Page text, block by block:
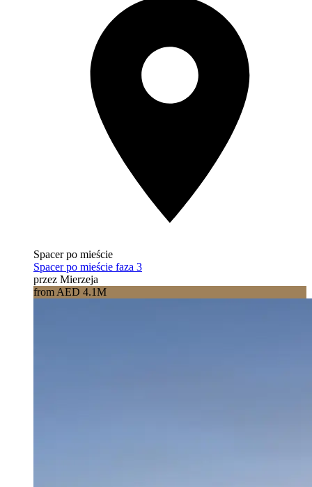
Spacer po mieście
Spacer po mieście faza 3
przez Mierzeja
from AED 4.1M